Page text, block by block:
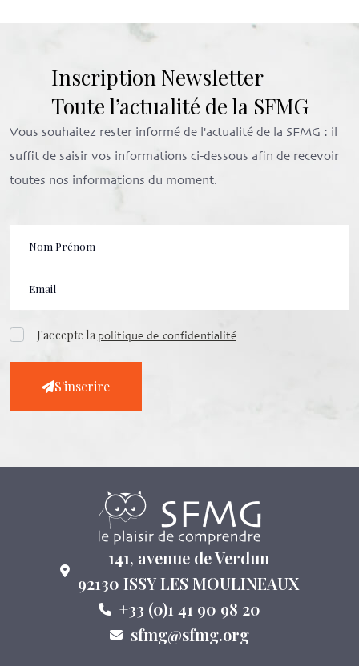
Inscription Newsletter
Toute l’actualité de la SFMG
Vous souhaitez rester informé de l'actualité de la SFMG : il
suffit de saisir vos informations ci-dessous afin de recevoir
toutes nos informations du moment.
J'accepte lapolitique de confidentialité
S'inscrire
141, avenue de Verdun
92130 ISSY LES MOULINEAUX
+33 (0)1 41 90 98 20
sfmg@sfmg.org